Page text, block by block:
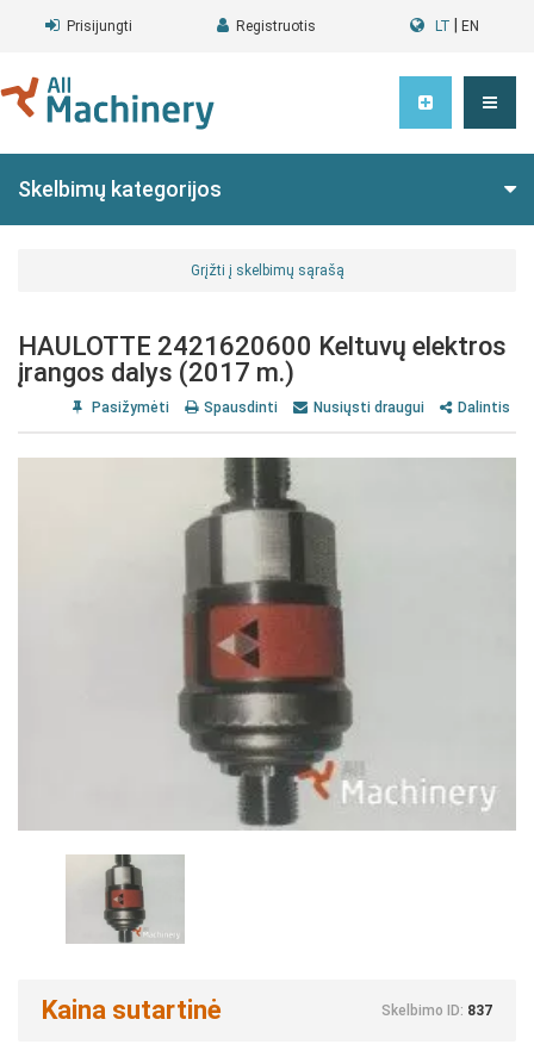
Prisijungti Registruotis LT EN
Skelbimų kategorijos
Grįžti į skelbimų sąrašą
HAULOTTE 2421620600 Keltuvų elektros
įrangos dalys (2017 m.)
Pasižymėti Spausdinti Nusiųsti draugui Dalintis
Kaina sutartinė Skelbimo ID: 837